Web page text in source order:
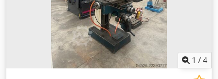
1 /4